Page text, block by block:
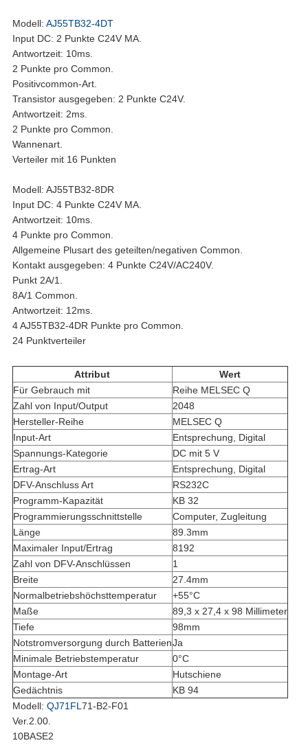
Modell: AJ55TB32-4DT
Input DC: 2 Punkte C24V MA.
Antwortzeit: 10ms.
2 Punkte pro Common.
Positivcommon-Art.
Transistor ausgegeben: 2 Punkte C24V.
Antwortzeit: 2ms.
2 Punkte pro Common.
Wannenart.
Verteiler mit 16 Punkten
Modell: AJ55TB32-8DR
Input DC: 4 Punkte C24V MA.
Antwortzeit: 10ms.
4 Punkte pro Common.
Allgemeine Plusart des geteilten/negativen Common.
Kontakt ausgegeben: 4 Punkte C24V/AC240V.
Punkt 2A/1.
8A/1 Common.
Antwortzeit: 12ms.
4 AJ55TB32-4DR Punkte pro Common.
24 Punktverteiler
Attribut
Wert
Für Gebrauch mit
Reihe MELSEC Q
Zahl von Input/Output
2048
Hersteller-Reihe
MELSEC Q
Input-Art
Entsprechung, Digital
Spannungs-Kategorie
DC mit 5 V
Ertrag-Art
Entsprechung, Digital
DFV-Anschluss Art
RS232C
Programm-Kapazität
KB 32
Programmierungsschnittstelle
Computer, Zugleitung
Länge
89.3mm
Maximaler Input/Ertrag
8192
Zahl von DFV-Anschlüssen
1
Breite
27.4mm
Normalbetriebshöchsttemperatur
+55°C
Maße
89,3 x 27,4 x 98 Millimeter
Tiefe
98mm
Notstromversorgung durch BatterienJa
Minimale Betriebstemperatur
0°C
Montage-Art
Hutschiene
Gedächtnis
KB 94
Modell: QJ71FL71-B2-F01
Ver.2.00.
10BASE2